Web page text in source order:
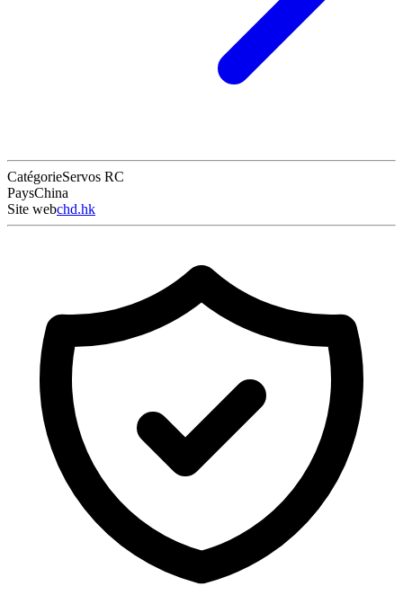
CatégorieServos RC
PaysChina
Site webchd.hk